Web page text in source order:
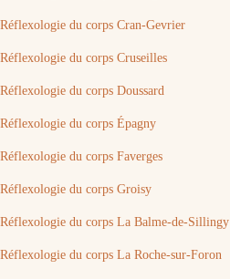
Réflexologie du corps Cran-Gevrier
Réflexologie du corps Cruseilles
Réflexologie du corps Doussard
Réflexologie du corps Épagny
Réflexologie du corps Faverges
Réflexologie du corps Groisy
Réflexologie du corps La Balme-de-Sillingy
Réflexologie du corps La Roche-sur-Foron